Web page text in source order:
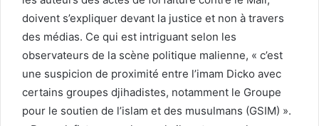
doivent s’expliquer devant la justice et non à travers
des médias. Ce qui est intriguant selon les
observateurs de la scène politique malienne, « c’est
une suspicion de proximité entre l’imam Dicko avec
certains groupes djihadistes, notamment le Groupe
pour le soutien de l’islam et des musulmans (GSIM) ».